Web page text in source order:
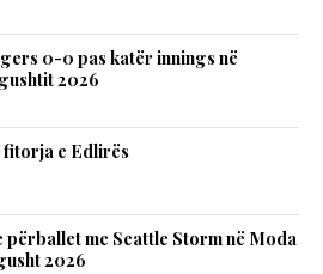
0-0 pas katër innings në
2026
e Edlirës
me Seattle Storm në Moda
2026